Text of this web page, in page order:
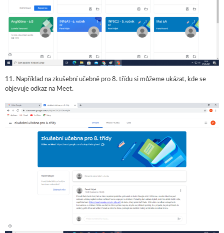
11. Například na zkušební učebně pro 8. třídu si můžeme ukázat, kde se
objevuje odkaz na Meet.